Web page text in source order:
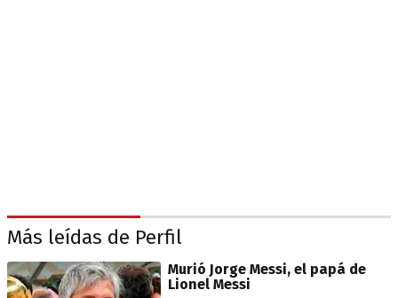
Más leídas de Perfil
Murió Jorge Messi, el papá de
Lionel Messi